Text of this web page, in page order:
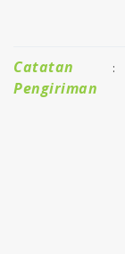
Catatan
Pengiriman
: